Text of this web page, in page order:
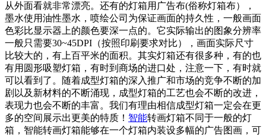
从外面看就非常漂亮。还有的灯箱用广告布(俗称灯箱布），
墨水使用油性墨水，喷绘公司为保证画面的持久性，一般画面
色彩比显示器上的颜色要深一点的。它实际输出的图象分辨率
一般只需要30~45DPI（按照印刷要求对比），画面实际尺寸
比较大的，有上百平米的面积。其实灯箱还有很多种，有的也
有用圆形吸塑灯箱，有时到商场的进口处，注意一下，有时就
可以看到了。随着成型灯箱的深入推广和市场的竞争不断的加
剧以及新材料的不断涌现，成型灯箱的工艺也会不断的改进，
表现力也会不断的丰富。我们有理由相信成型灯箱一定会在更
多的空间展示出更美的特质！ 智能转画灯箱不同于一般的灯
箱，智能转画灯箱能够在一个灯箱内装设多幅的广告图画，可